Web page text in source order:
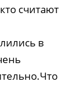
считают
в